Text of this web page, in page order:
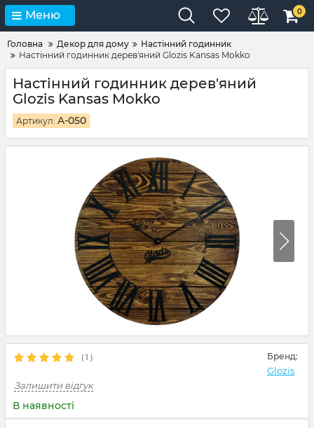
Меню 0
Головна Декор для дому
Настінний годинник
Настінний годинник дерев'яний Glozis Kansas Mokko
Настінний годинник дерев'яний
Glozis Kansas Mokko
Артикул: A-050
( 1 ) Бренд:
Glozis
Залишити відгук
В наявності